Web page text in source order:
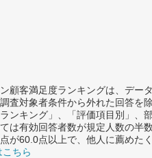
顧客満足度ランキングは、デー
査対象者条件から外れた回答を
ンキング」、「評価項目別」、
は有効回答者数が規定人数の半
が60.0点以上で、他人に薦めた
ちら